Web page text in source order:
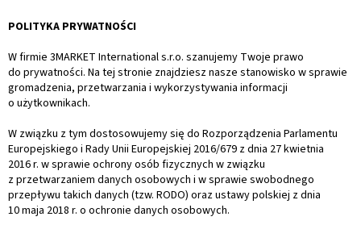
POLITYKA PRYWATNOŚCI
W firmie 3MARKET International s.r.o. szanujemy Twoje prawo
do prywatności. Na tej stronie znajdziesz nasze stanowisko w sprawie
gromadzenia, przetwarzania i wykorzystywania informacji
o użytkownikach.
W związku z tym dostosowujemy się do Rozporządzenia Parlamentu
Europejskiego i Rady Unii Europejskiej 2016/679 z dnia 27 kwietnia
2016 r. w sprawie ochrony osób fizycznych w związku
z przetwarzaniem danych osobowych i w sprawie swobodnego
przepływu takich danych (tzw. RODO) oraz ustawy polskiej z dnia
10 maja 2018 r. o ochronie danych osobowych.